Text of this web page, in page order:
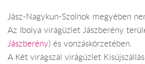
Jász-Nagykun-Szolnok megyében
Az Ibolya virágüzlet Jászberény
Jászberény) és vonzáskörzetében.
A Két virágszál virágüzlet